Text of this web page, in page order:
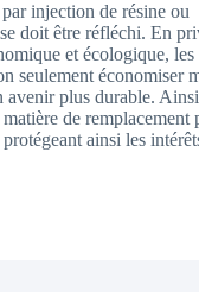
injection de résine ou
doit être réfléchi. En
et écologique, les
seulement économiser
avenir plus durable.
de remplacement
ainsi les